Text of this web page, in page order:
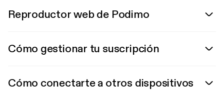
Reproductor web de Podimo
Cómo gestionar tu suscripción
Cómo conectarte a otros dispositivos